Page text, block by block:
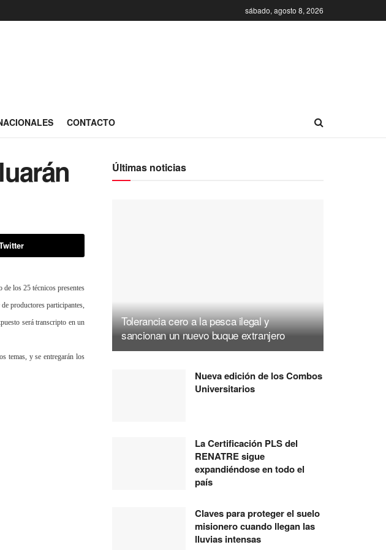
sábado, agosto 8, 2026
CONTACTO
los 25 técnicos presentes
productores participantes,
será transcripto en un
temas, y se entregarán los
Últimas noticias
Tolerancia cero a la pesca ilegal y
sancionan un nuevo buque extranjero
Nueva edición de los Combos
Universitarios
La Certificación PLS del
RENATRE sigue
expandiéndose en todo el
país
Claves para proteger el suelo
misionero cuando llegan las
lluvias intensas